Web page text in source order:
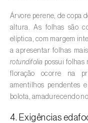
Melissa,
Arroz (Oryza
Aveia (Avena
Aveleira (
Azinheira (
rotundifolia )
Árvore perene, de copa
altura. As folhas são
elíptica, com margem
a apresentar folhas
rotundifolia possui folhas
floração ocorre na
amentilhos pendentes
bolota, amadurecendo
4. Exigências